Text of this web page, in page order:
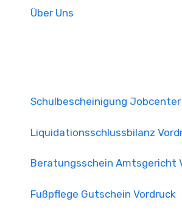
Über Uns
Schulbescheinigung
Liquidationsschlussbilanz
Beratungsschein Amtsgericht
Fußpflege Gutschein Vordruck